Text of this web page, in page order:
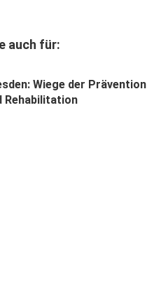
auch für:
Wiege der Prävention
Rehabilitation